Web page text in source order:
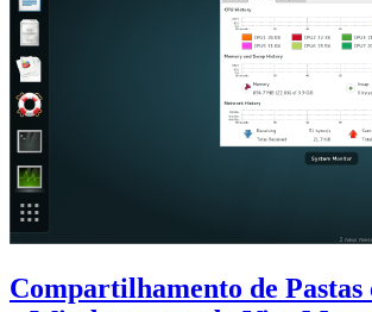
Compartilhamento de